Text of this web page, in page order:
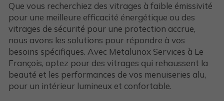
Que vous recherchiez des vitrages à faible émissivité
pour une meilleure efficacité énergétique ou des
vitrages de sécurité pour une protection accrue,
nous avons les solutions pour répondre à vos
besoins spécifiques. Avec Metalunox Services à Le
François, optez pour des vitrages qui rehaussent la
beauté et les performances de vos menuiseries alu,
pour un intérieur lumineux et confortable.